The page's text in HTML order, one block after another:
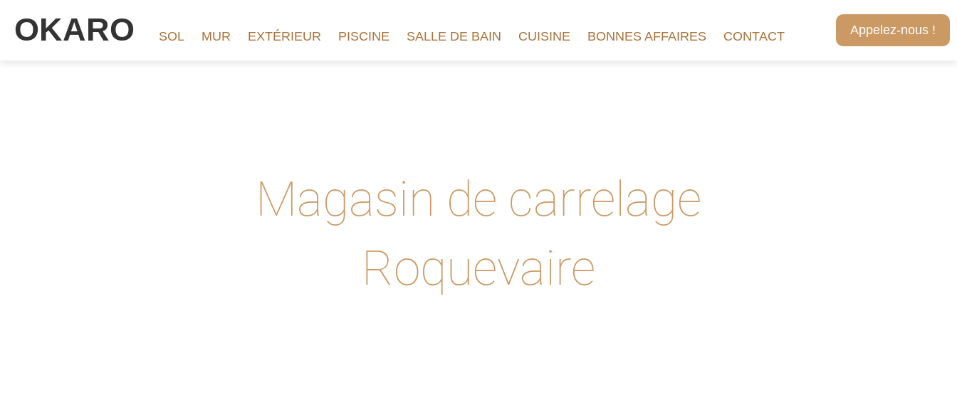
Appelez-nous !
OKARO SOL MUR EXTÉRIEUR PISCINE SALLE DE BAIN CUISINE BONNES AFFAIRES CONTACT
Magasin de carrelage
Roquevaire